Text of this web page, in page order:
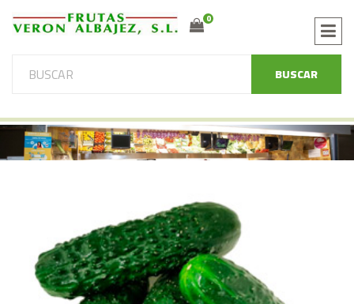
0
BUSCAR